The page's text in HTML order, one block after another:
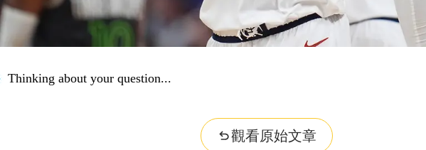
Thinking about your question...
觀看原始文章